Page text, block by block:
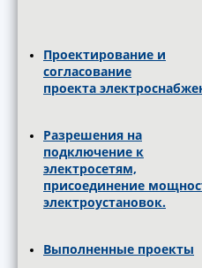
Проектирование и
согласование
проекта
Разрешения на
подключение к
электросетям,
присоединение
электроустановок.
Выполненные проекты